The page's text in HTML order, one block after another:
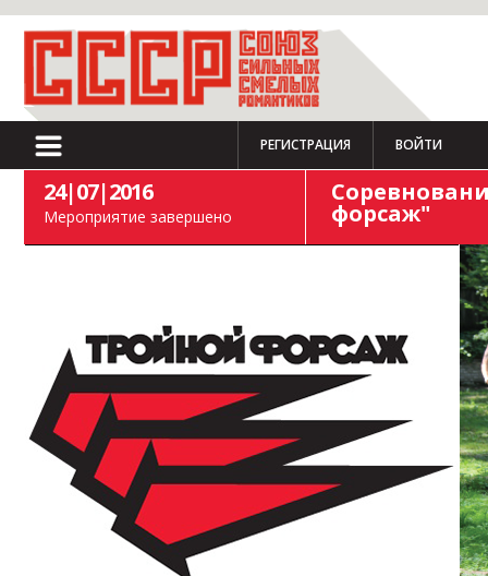
РЕГИСТРАЦИЯ ВОЙТИ
24|07|2016
Мероприятие завершено форсаж"